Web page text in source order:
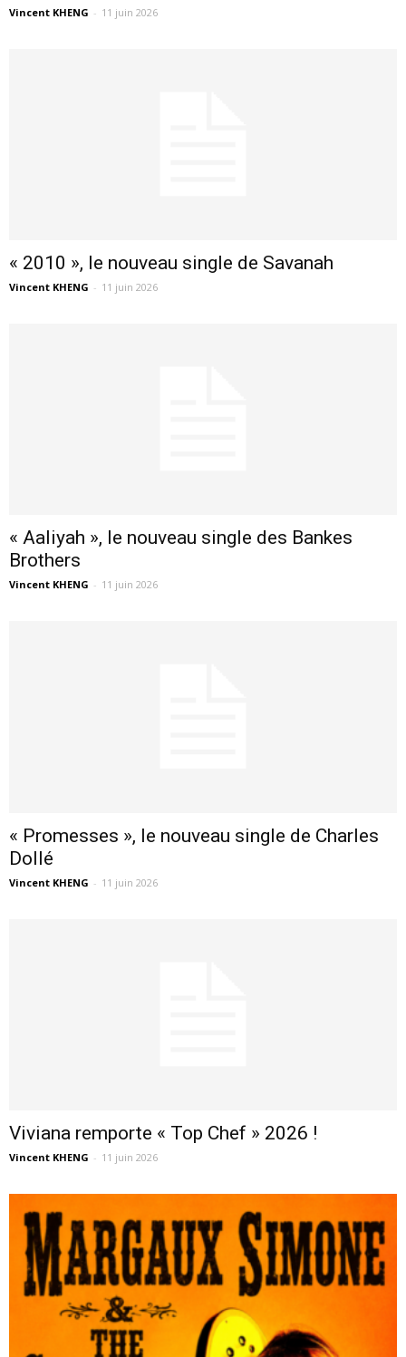
Vincent KHENG - 11 juin 2026
« 2010 », le nouveau single de Savanah
Vincent KHENG - 11 juin 2026
« Aaliyah », le nouveau single des Bankes
Brothers
Vincent KHENG - 11 juin 2026
« Promesses », le nouveau single de Charles
Dollé
Vincent KHENG - 11 juin 2026
Viviana remporte « Top Chef » 2026 !
Vincent KHENG - 11 juin 2026